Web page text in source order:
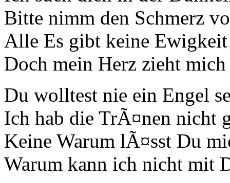
Bitte nimm den Schmerz
Alle Es gibt keine Ewigkeit
Doch mein Herz zieht
Du wolltest nie ein Engel
Ich hab die TrÃ¤nen nicht
Keine Warum lÃ¤sst Du
Warum kann ich nicht mit